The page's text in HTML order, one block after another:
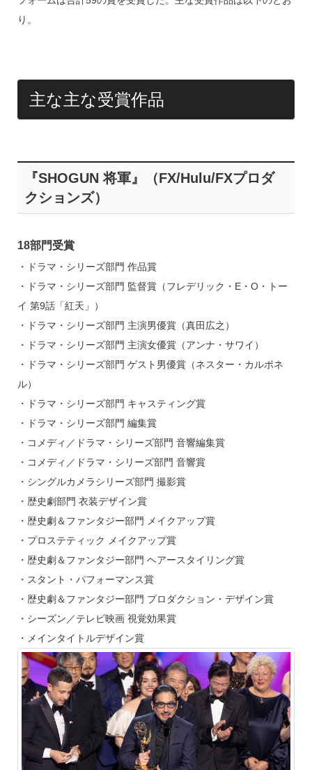
り。
主な主な受賞作品
『SHOGUN 将軍』（FX/Hulu/FXプロダ
クションズ）
18部門受賞
・ドラマ・シリーズ部門 作品賞
・ドラマ・シリーズ部門 監督賞（フレデリック・E・O・トー
イ 第9話「紅天」）
・ドラマ・シリーズ部門 主演男優賞（真田広之）
・ドラマ・シリーズ部門 主演女優賞（アンナ・サワイ）
・ドラマ・シリーズ部門 ゲスト男優賞（ネスター・カルポネ
ル）
・ドラマ・シリーズ部門 キャスティング賞
・ドラマ・シリーズ部門 編集賞
・コメディ／ドラマ・シリーズ部門 音響編集賞
・コメディ／ドラマ・シリーズ部門 音響賞
・シングルカメラシリーズ部門 撮影賞
・歴史劇部門 衣装デザイン賞
・歴史劇＆ファンタジー部門 メイクアップ賞
・プロステティック メイクアップ賞
・歴史劇＆ファンタジー部門 ヘアースタイリング賞
・スタント・パフォーマンス賞
・歴史劇＆ファンタジー部門 プロダクション・デザイン賞
・シーズン／テレビ映画 視覚効果賞
・メインタイトルデザイン賞